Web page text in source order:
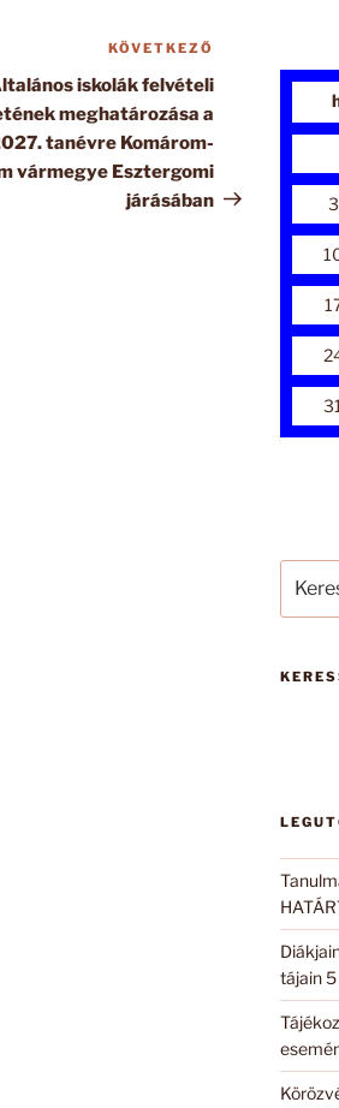
bejegyzés
KÖVETKEZŐ
iskolák felvételi
meghatározása a
tanévre Komárom-
vármegye Esztergomi
járásában
3
31
tájain